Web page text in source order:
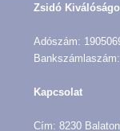
Zsidó
Adószám:
Kapcsolat
Cím: 8230